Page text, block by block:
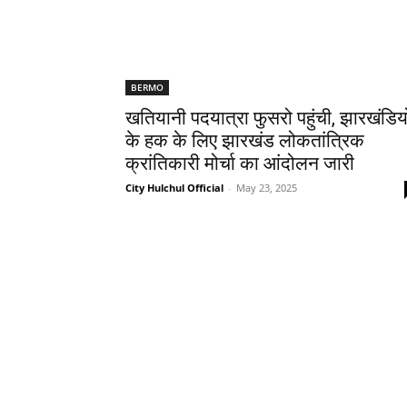
BERMO
खतियानी पदयात्रा फुसरो पहुंची,
के हक के लिए झारखंड लोकतांत्रिक
क्रांतिकारी मोर्चा का आंदोलन जारी
City Hulchul Official - May 23, 2025